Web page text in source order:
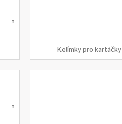
Kelímky pro kartáčky